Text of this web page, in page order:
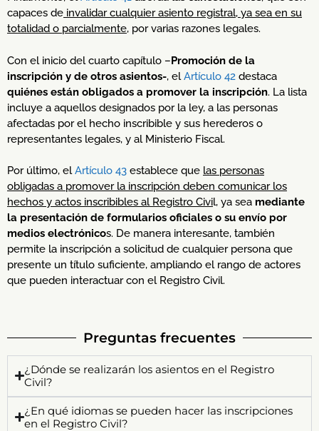
capaces de invalidar cualquier asiento registral, ya sea en su
totalidad o parcialmente, por varias razones legales.
Con el inicio del cuarto capítulo –Promoción de la
inscripción y de otros asientos-, el Artículo 42 destaca
quiénes están obligados a promover la inscripción. La lista
incluye a aquellos designados por la ley, a las personas
afectadas por el hecho inscribible y sus herederos o
representantes legales, y al Ministerio Fiscal.
Por último, elArtículo 43 establece que las personas
obligadas a promover la inscripción deben comunicar los
hechos y actos inscribibles al Registro Civil, ya sea mediante
la presentación de formularios oficiales o su envío por
medios electrónicos. De manera interesante, también
permite la inscripción a solicitud de cualquier persona que
presente un título suficiente, ampliando el rango de actores
que pueden interactuar con el Registro Civil.
Preguntas frecuentes
¿Dónde se realizarán los asientos en el Registro
Civil?
¿En qué idiomas se pueden hacer las inscripciones
en el Registro Civil?